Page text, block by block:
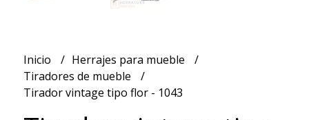
Inicio
Herrajes para mueble
Tiradores de mueble
Tirador vintage tipo flor - 1043